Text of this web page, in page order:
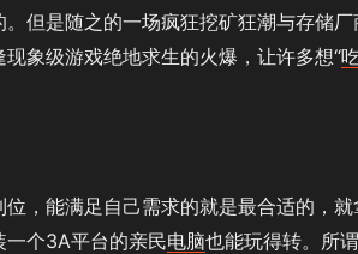
但是随之的一场疯狂挖矿狂潮与存储
象级游戏绝地求生的火爆，让许多想“
，能满足自己需求的就是最合适的，
个3A平台的亲民电脑也能玩得转。所